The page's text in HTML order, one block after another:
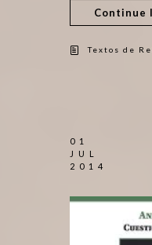
Continue
Textos de
01
JUL
2014